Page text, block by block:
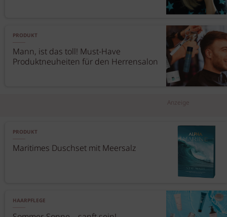
PRODUKT
Mann, ist das toll! Must-Have
Produktneuheiten für den Herrensalon
Anzeige
PRODUKT
Maritimes Duschset mit Meersalz
HAARPFLEGE